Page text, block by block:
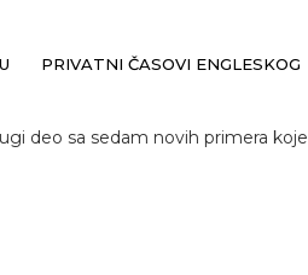
PRIVATNI ČASOVI ENGLESKOG
deo sa sedam novih primera koje